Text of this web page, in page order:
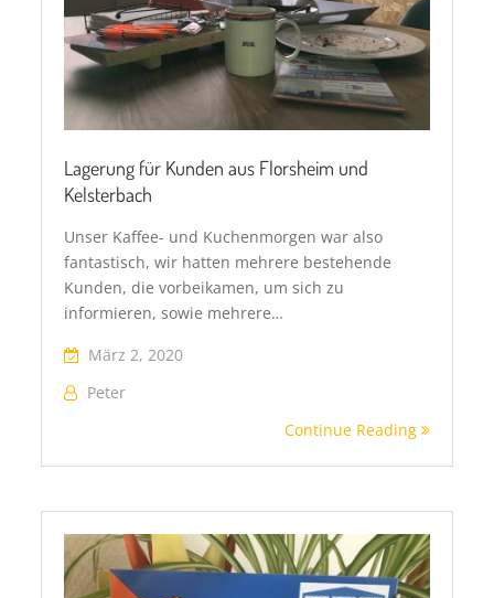
Lagerung für Kunden aus Florsheim und
Kelsterbach
Unser Kaffee- und Kuchenmorgen war also
fantastisch, wir hatten mehrere bestehende
Kunden, die vorbeikamen, um sich zu
informieren, sowie mehrere…
März 2, 2020
Peter
Continue Reading